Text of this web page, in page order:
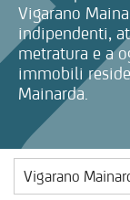
Vigarano
indipendenti,
metratura e a
immobili
Mainarda.